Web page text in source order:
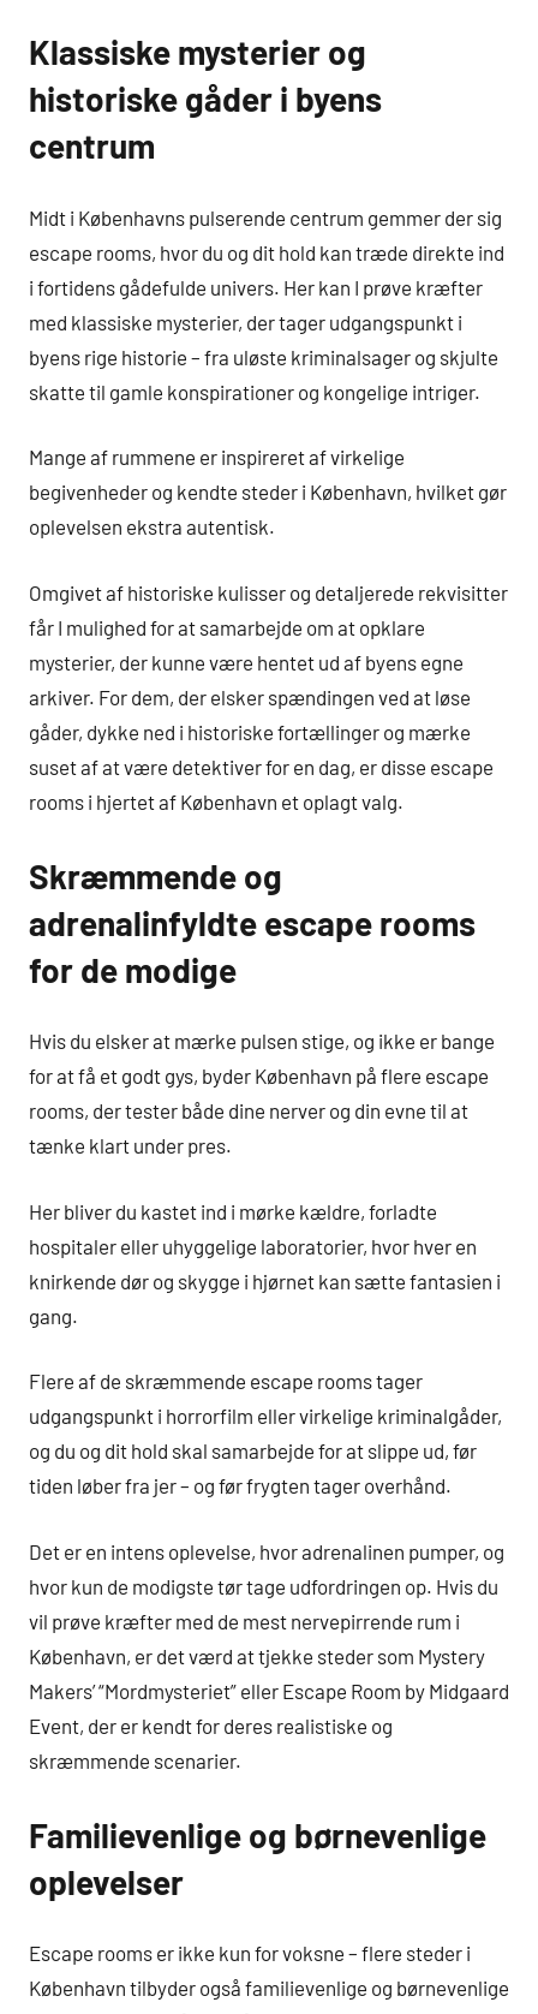
Klassiske mysterier og
historiske gåder i byens
centrum
Midt i Københavns pulserende centrum gemmer der sig
escape rooms, hvor du og dit hold kan træde direkte ind
i fortidens gådefulde univers. Her kan I prøve kræfter
med klassiske mysterier, der tager udgangspunkt i
byens rige historie – fra uløste kriminalsager og skjulte
skatte til gamle konspirationer og kongelige intriger.
Mange af rummene er inspireret af virkelige
begivenheder og kendte steder i København, hvilket gør
oplevelsen ekstra autentisk.
Omgivet af historiske kulisser og detaljerede rekvisitter
får I mulighed for at samarbejde om at opklare
mysterier, der kunne være hentet ud af byens egne
arkiver. For dem, der elsker spændingen ved at løse
gåder, dykke ned i historiske fortællinger og mærke
suset af at være detektiver for en dag, er disse escape
rooms i hjertet af København et oplagt valg.
Skræmmende og
adrenalinfyldte escape rooms
for de modige
Hvis du elsker at mærke pulsen stige, og ikke er bange
for at få et godt gys, byder København på flere escape
rooms, der tester både dine nerver og din evne til at
tænke klart under pres.
Her bliver du kastet ind i mørke kældre, forladte
hospitaler eller uhyggelige laboratorier, hvor hver en
knirkende dør og skygge i hjørnet kan sætte fantasien i
gang.
Flere af de skræmmende escape rooms tager
udgangspunkt i horrorfilm eller virkelige kriminalgåder,
og du og dit hold skal samarbejde for at slippe ud, før
tiden løber fra jer – og før frygten tager overhånd.
Det er en intens oplevelse, hvor adrenalinen pumper, og
hvor kun de modigste tør tage udfordringen op. Hvis du
vil prøve kræfter med de mest nervepirrende rum i
København, er det værd at tjekke steder som Mystery
Makers’ “Mordmysteriet” eller Escape Room by Midgaard
Event, der er kendt for deres realistiske og
skræmmende scenarier.
Familievenlige og børnevenlige
oplevelser
Escape rooms er ikke kun for voksne – flere steder i
København tilbyder også familievenlige og børnevenlige